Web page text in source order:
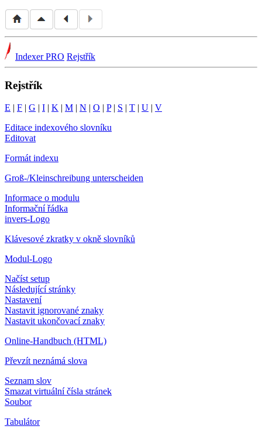
Indexer PRO Rejstřík
Rejstřík
E | F | G | I | K | M | N | O | P| S | T | U | V
Editace indexového slovníku
Editovat
Formát indexu
Groß-/Kleinschreibung unterscheiden
Informace o modulu
Informační řádka
invers-Logo
Klávesové zkratky v okně slovníků
Modul-Logo
Načíst setup
Následující stránky
Nastavení
Nastavit ignorované znaky
Nastavit ukončovací znaky
Online-Handbuch (HTML)
Převzít neznámá slova
Seznam slov
Smazat virtuální čísla stránek
Soubor
Tabulátor